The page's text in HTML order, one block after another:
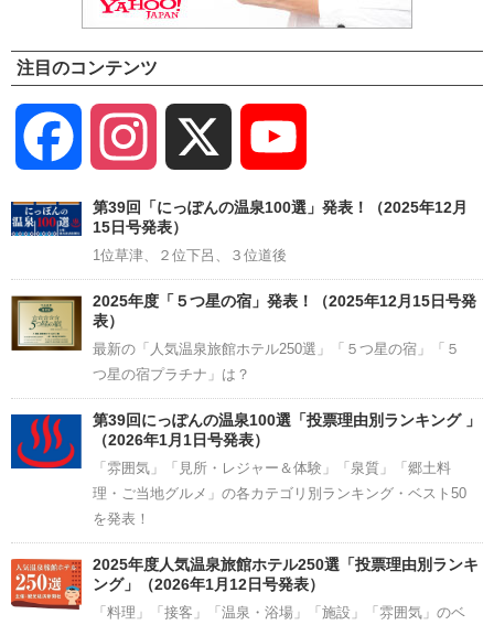
注目のコンテンツ
Facebook Instagram
Channel
第39回「にっぽんの温泉100選」発表！（2025年12月
15日号発表）
1位草津、２位下呂、３位道後
2025年度「５つ星の宿」発表！（2025年12月15日号発
表）
最新の「人気温泉旅館ホテル250選」「５つ星の宿」「５
つ星の宿プラチナ」は？
第39回にっぽんの温泉100選「投票理由別ランキング 」
（2026年1月1日号発表）
「雰囲気」「見所・レジャー＆体験」「泉質」「郷土料
理・ご当地グルメ」の各カテゴリ別ランキング・ベスト50
を発表！
2025年度人気温泉旅館ホテル250選「投票理由別ランキ
ング」（2026年1月12日号発表）
「料理」「接客」「温泉・浴場」「施設」「雰囲気」のベ